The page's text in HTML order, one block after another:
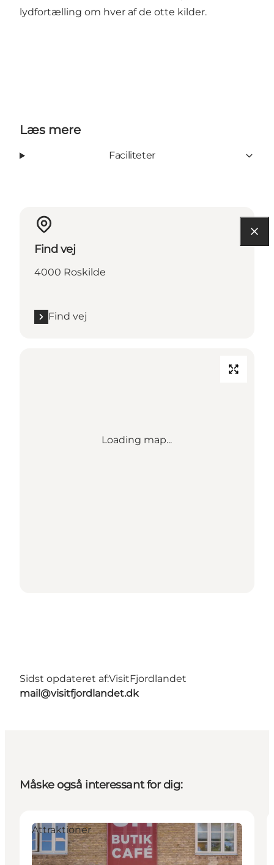
lydfortælling om hver af de otte kilder.
Læs mere
Faciliteter
Find vej
4000 Roskilde
Find vej
Loading map...
Sidst opdateret af:VisitFjordlandet
mail@visitfjordlandet.dk
Måske også interessant for dig:
Attraktioner